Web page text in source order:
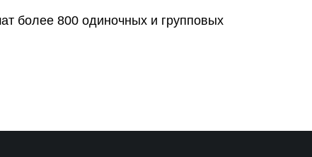
более 800 одиночных и групповых